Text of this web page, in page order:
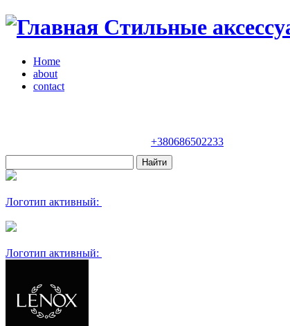
Стильные
Home
about
contact
+380686502233
Логотип активный:
Логотип активный: